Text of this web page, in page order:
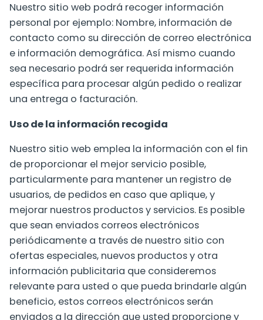
Nuestro sitio web podrá recoger información
personal por ejemplo: Nombre, información de
contacto como su dirección de correo electrónica
e información demográfica. Así mismo cuando
sea necesario podrá ser requerida información
específica para procesar algún pedido o realizar
una entrega o facturación.
Uso de la información recogida
Nuestro sitio web emplea la información con el fin
de proporcionar el mejor servicio posible,
particularmente para mantener un registro de
usuarios, de pedidos en caso que aplique, y
mejorar nuestros productos y servicios. Es posible
que sean enviados correos electrónicos
periódicamente a través de nuestro sitio con
ofertas especiales, nuevos productos y otra
información publicitaria que consideremos
relevante para usted o que pueda brindarle algún
beneficio, estos correos electrónicos serán
enviados a la dirección que usted proporcione y